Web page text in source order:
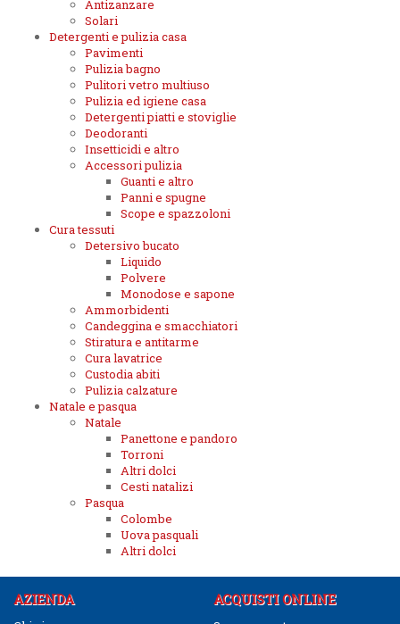
Antizanzare
Solari
Detergenti e pulizia casa
Pavimenti
Pulizia bagno
Pulitori vetro multiuso
Pulizia ed igiene casa
Detergenti piatti e stoviglie
Deodoranti
Insetticidi e altro
Accessori pulizia
Guanti e altro
Panni e spugne
Scope e spazzoloni
Cura tessuti
Detersivo bucato
Liquido
Polvere
Monodose e sapone
Ammorbidenti
Candeggina e smacchiatori
Stiratura e antitarme
Cura lavatrice
Custodia abiti
Pulizia calzature
Natale e pasqua
Natale
Panettone e pandoro
Torroni
Altri dolci
Cesti natalizi
Pasqua
Colombe
Uova pasquali
Altri dolci
AZIENDA ACQUISTI ONLINE